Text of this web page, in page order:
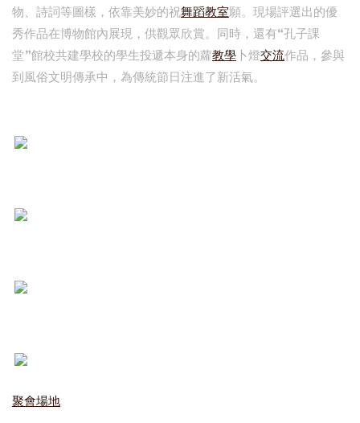
物、詩詞等圖樣，依靠美妙的祝舞蹈教室願。現場評選出的優
秀作品在博物館內展現，供觀眾欣賞。同時，還有“孔子課
堂”館校共建學校的學生投遞本身的蘿教學 卜燈交流作品，參與
到風俗文明傳承中，為傳統節日注進了新活氣。
聚會場地